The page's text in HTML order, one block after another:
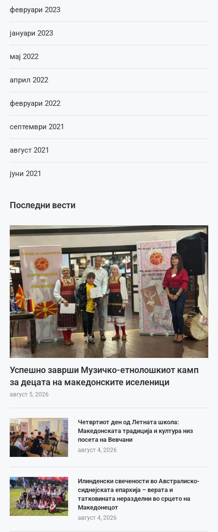
Последни вести
Успешно заврши Музичко-етнолошкиот камп
за децата на македонските иселеници
август 5, 2026
Четвртиот ден од Летната школа:
Македонската традиција и култура низ
посета на Вевчани
август 4, 2026
Илинденски свечености во Австралиско-
сиднејската епархија – верата и
татковината неразделни во срцето на
Македонецот
август 4, 2026
февруари 2023
јануари 2023
мај 2022
април 2022
февруари 2022
септември 2021
август 2021
јуни 2021